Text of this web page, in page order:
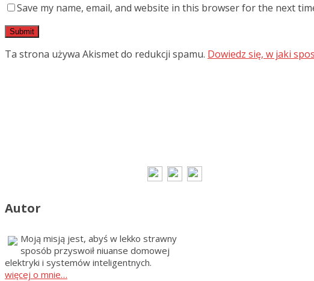
Save my name, email, and website in this browser for the next
Ta strona używa Akismet do redukcji spamu. Dowiedz się, w jaki
Autor
Moją misją jest, abyś w lekko strawny
sposób przyswoił niuanse domowej
elektryki i systemów inteligentnych.
więcej o mnie…